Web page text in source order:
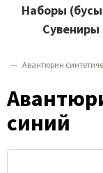
Наборы
Сувениры
Авантюрин
синий